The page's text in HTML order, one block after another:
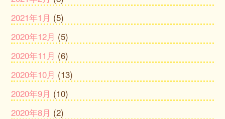
2021年1月 (5)
2020年12月 (5)
2020年11月 (6)
2020年10月 (13)
2020年9月 (10)
2020年8月 (2)